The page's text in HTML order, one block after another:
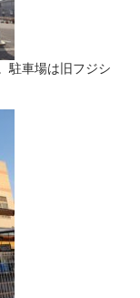
駐車場は旧フジシ